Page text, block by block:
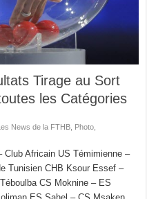
Tirage au Sort
les Catégories
News de la FTHB Photo
Africain US Témimienne –
Tunisien CHB Ksour Essef –
CS Moknine – ES